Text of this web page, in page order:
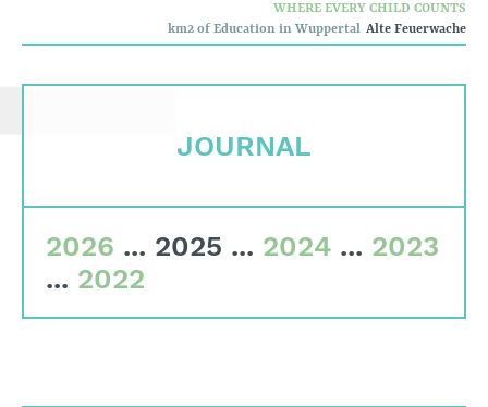
WHERE EVERY CHILD COUNTS
km2 of Education in Wuppertal Alte Feuerwache
JOURNAL
2026 ... 2025 ... 2024 ... 2023
... 2022
Democratic Culture
Social Inclusion
Quality criteria